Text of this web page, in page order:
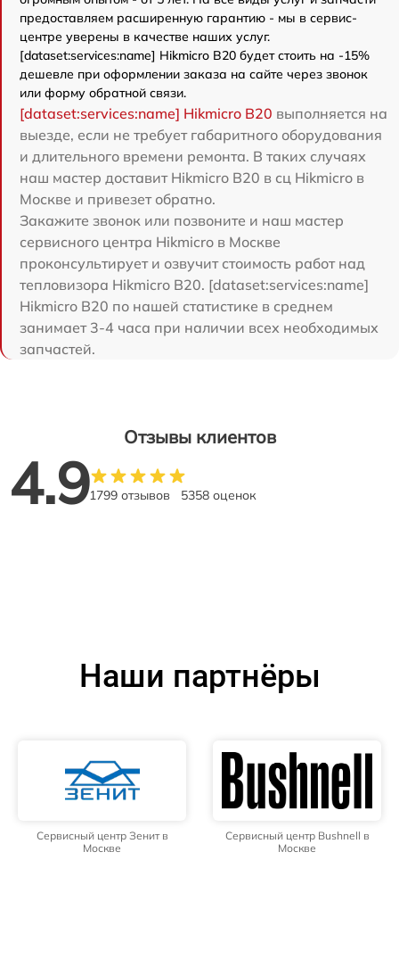
предоставляем расширенную гарантию - мы в сервис-
центре уверены в качестве наших услуг.
[dataset:services:name] Hikmicro B20 будет стоить на -15%
дешевле при оформлении заказа на сайте через звонок
или форму обратной связи.
[dataset:services:name] Hikmicro B20 выполняется на
выезде, если не требует габаритного оборудования
и длительного времени ремонта. В таких случаях
наш мастер доставит Hikmicro B20 в сц Hikmicro в
Москве и привезет обратно.
Закажите звонок или позвоните и наш мастер
сервисного центра Hikmicro в Москве
проконсультирует и озвучит стоимость работ над
тепловизора Hikmicro B20. [dataset:services:name]
Hikmicro B20 по нашей статистике в среднем
занимает 3-4 часа при наличии всех необходимых
запчастей.
Отзывы клиентов
4.91799 отзывов 5358 оценок
Наши партнёры
Сервисный центр Зенит в
Москве
Сервисный центр Bushnell в
Москве